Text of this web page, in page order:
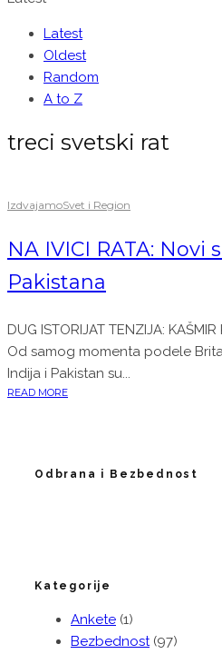
Latest
Oldest
Random
A to Z
treci svetski rat
IzdvajamoSvet i Region
NA IVICI RATA: Novi
Pakistana
DUG ISTORIJAT TENZIJA:
Od samog momenta podele
Indija i Pakistan su...
READ MORE
Odbrana i Bezbednost
Kategorije
Ankete (1)
Bezbednost(97)